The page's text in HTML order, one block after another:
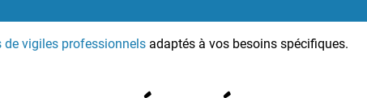
de vigiles professionnels adaptés à vos besoins spécifiques.